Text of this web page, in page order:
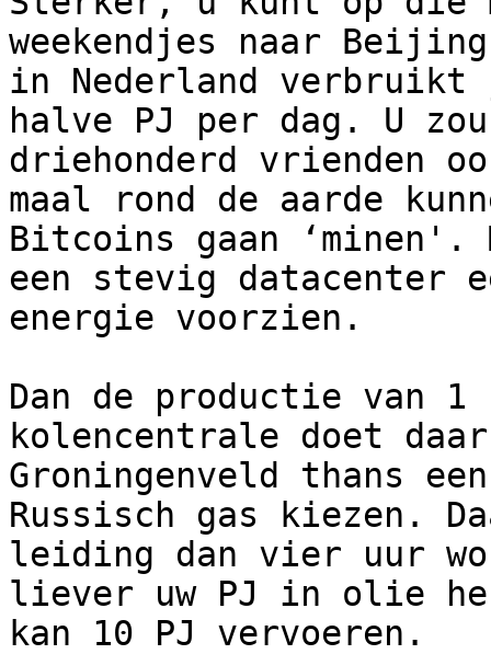
weekendjes naar
in Nederland
halve PJ per dag. U
driehonderd vrienden
maal rond de aarde
Bitcoins gaan ‘minen'.
een stevig datacenter
energie voorzien.
Dan de productie van 1
kolencentrale doet
Groningenveld thans
Russisch gas kiezen.
leiding dan vier uur
liever uw PJ in olie
kan 10 PJ vervoeren.